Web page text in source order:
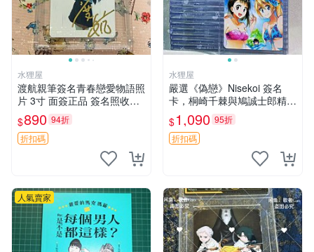
水狸屋
渡航親筆簽名青春戀愛物語照
片 3寸 面簽正品 簽名照收藏
推薦 電腦 動畫 原創漫畫
$890 94折
折扣碼
水狸屋
嚴選《偽戀》Nisekoi 簽名
卡，桐崎千棘與鳩誠士郎精美
周邊，3寸日版中古帶原裝卡
磚，國內直郵 偽戀 Nisekoi
簽名卡 桐崎千棘
$1,090 95折
折扣碼
人氣賣家